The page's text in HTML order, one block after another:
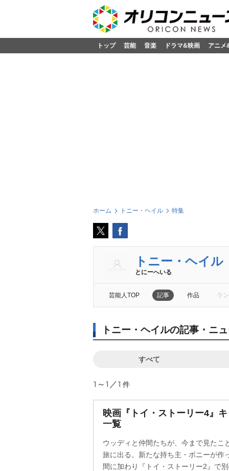
トップ 芸能 音楽 ドラマ&映画 アニメ
ホーム トニー・ヘイル 特集
トニー・ヘイル
とにーへいる
芸能人TOP 記事 作品 ラ
トニー・ヘイルの記事・ニ
すべて
1～1／1 件
映画『トイ・ストーリー4』
一覧
ウッディと仲間たちが、今まで見たこ
旅に出る。新たな持ち主・ボニーが作
間に加わり『トイ・ストーリー2』で